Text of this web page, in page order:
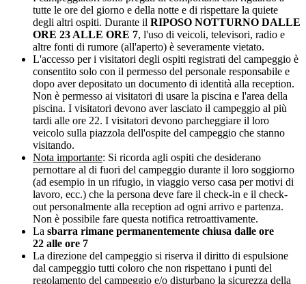
tutte le ore del giorno e della notte e di rispettare la quiete
degli altri ospiti. Durante il RIPOSO NOTTURNO DALLE
ORE 23 ALLE ORE 7, l'uso di veicoli, televisori, radio e
altre fonti di rumore (all'aperto) è severamente vietato.
L'accesso per i visitatori degli ospiti registrati del campeggio è
consentito solo con il permesso del personale responsabile e
dopo aver depositato un documento di identità alla reception.
Non è permesso ai visitatori di usare la piscina e l'area della
piscina. I visitatori devono aver lasciato il campeggio al più
tardi alle ore 22. I visitatori devono parcheggiare il loro
veicolo sulla piazzola dell'ospite del campeggio che stanno
visitando.
Nota importante: Si ricorda agli ospiti che desiderano
pernottare al di fuori del campeggio durante il loro soggiorno
(ad esempio in un rifugio, in viaggio verso casa per motivi di
lavoro, ecc.) che la persona deve fare il check-in e il check-
out personalmente alla reception ad ogni arrivo e partenza.
Non è possibile fare questa notifica retroattivamente.
La sbarra rimane permanentemente chiusa dalle ore
22 alle ore 7
La direzione del campeggio si riserva il diritto di espulsione
dal campeggio tutti coloro che non rispettano i punti del
regolamento del campeggio e/o disturbano la sicurezza della